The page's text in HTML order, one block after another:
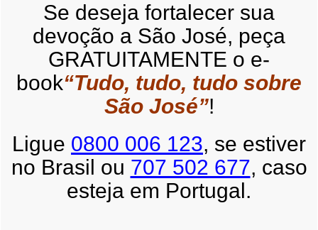
Se deseja fortalecer sua
devoção a São José, peça
GRATUITAMENTE o e-
book“Tudo, tudo, tudo sobre
São José”!
Ligue 0800 006 123, se estiver
no Brasil ou 707 502 677, caso
esteja em Portugal.